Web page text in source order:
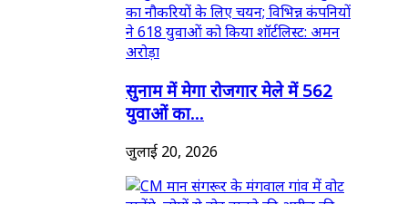
सुनाम में मेगा रोजगार मेले में 562
युवाओं का...
जुलाई 20, 2026